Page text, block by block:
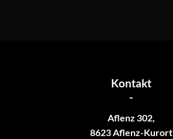
Kontakt
-
Aflenz 302,
8623 Aflenz-Kurort